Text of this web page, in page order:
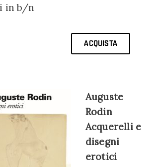
in b/n
ACQUISTA
Auguste
Rodin
Acquerelli e
disegni
erotici